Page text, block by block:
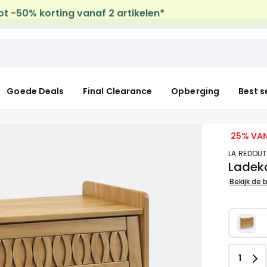
leveringop al de Mode & Home aankopen
Goede Deals Final Clearance Opberging Best
25%
LA
Bekijk de
Aantal
1